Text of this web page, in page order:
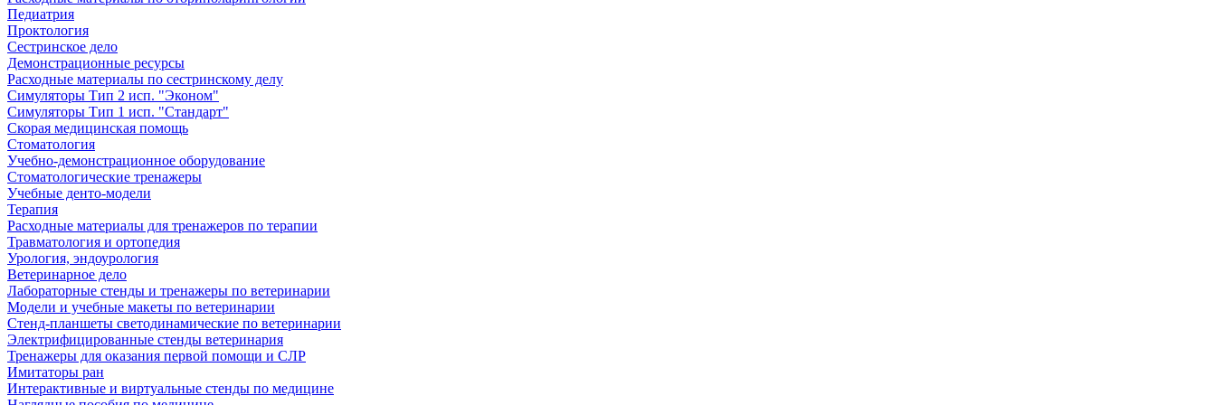
Педиатрия
Проктология
Сестринское дело
Демонстрационные ресурсы
Расходные материалы по сестринскому делу
Симуляторы Тип 2 исп. "Эконом"
Симуляторы Тип 1 исп. "Стандарт"
Скорая медицинская помощь
Стоматология
Учебно-демонстрационное оборудование
Стоматологические тренажеры
Учебные денто-модели
Терапия
Расходные материалы для тренажеров по терапии
Травматология и ортопедия
Урология, эндоурология
Ветеринарное дело
Лабораторные стенды и тренажеры по ветеринарии
Модели и учебные макеты по ветеринарии
Стенд-планшеты светодинамические по ветеринарии
Электрифицированные стенды ветеринария
Тренажеры для оказания первой помощи и СЛР
Имитаторы ран
Интерактивные и виртуальные стенды по медицине